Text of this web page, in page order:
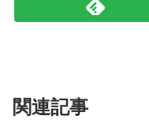
関連記事